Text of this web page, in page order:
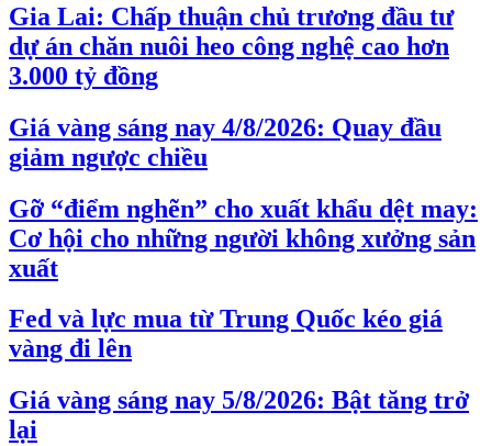
Gia Lai: Chấp thuận chủ trương đầu tư
dự án chăn nuôi heo công nghệ cao hơn
3.000 tỷ đồng
Giá vàng sáng nay 4/8/2026: Quay đầu
giảm ngược chiều
Gỡ “điểm nghẽn” cho xuất khẩu dệt may:
Cơ hội cho những người không xưởng sản
xuất
Fed và lực mua từ Trung Quốc kéo giá
vàng đi lên
Giá vàng sáng nay 5/8/2026: Bật tăng trở
lại